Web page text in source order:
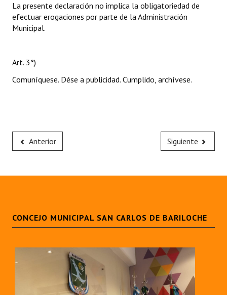
La presente declaración no implica la obligatoriedad de
efectuar erogaciones por parte de la Administración
Municipal.
Art. 3°)
Comuníquese. Dése a publicidad. Cumplido, archívese.
Anterior Siguiente
CONCEJO MUNICIPAL SAN CARLOS DE BARILOCHE